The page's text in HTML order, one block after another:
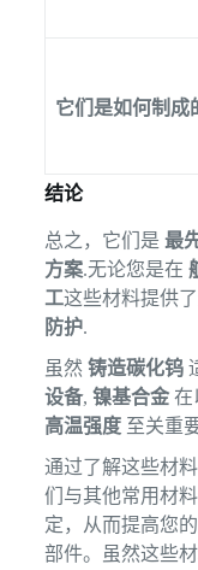
它们是如何制成
结论
总之，它们是 最
方案.无论您是在
工这些材料提供
防护.
虽然 铸造碳化钨
设备, 镍基合金在
高温强度至关重
通过了解这些材
们与其他常用材
定，从而提高您
部件。虽然这些